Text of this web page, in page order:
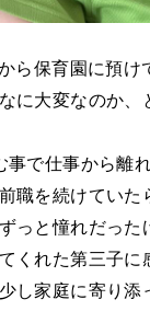
ら保育園に預け
に大変なのか、
で仕事から離
職を続けていた
っと憧れだった
くれた第三子に
し家庭に寄り添